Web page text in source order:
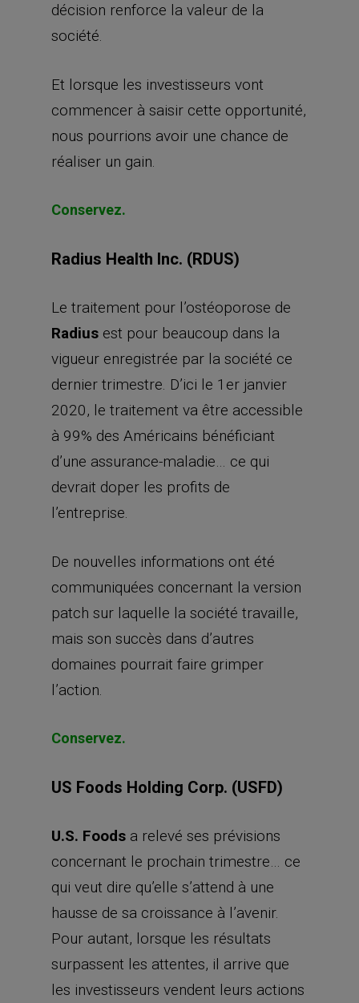
décision renforce la valeur de la
société.
Et lorsque les investisseurs vont
commencer à saisir cette opportunité,
nous pourrions avoir une chance de
réaliser un gain.
Conservez.
Radius Health Inc. (RDUS)
Le traitement pour l’ostéoporose de
Radius est pour beaucoup dans la
vigueur enregistrée par la société ce
dernier trimestre. D’ici le 1er janvier
2020, le traitement va être accessible
à 99% des Américains bénéficiant
d’une assurance-maladie… ce qui
devrait doper les profits de
l’entreprise.
De nouvelles informations ont été
communiquées concernant la version
patch sur laquelle la société travaille,
mais son succès dans d’autres
domaines pourrait faire grimper
l’action.
Conservez.
US Foods Holding Corp. (USFD)
U.S. Foods a relevé ses prévisions
concernant le prochain trimestre… ce
qui veut dire qu’elle s’attend à une
hausse de sa croissance à l’avenir.
Pour autant, lorsque les résultats
surpassent les attentes, il arrive que
les investisseurs vendent leurs actions